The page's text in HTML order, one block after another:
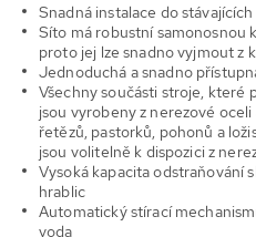
Snadná instalace do stávajících
Síto má robustní samonosnou
proto jej lze snadno vyjmout z
Jednoduchá a snadno
Všechny součásti stroje, které
jsou vyrobeny z nerezové oceli
řetězů, pastorků, pohonů a
jsou volitelně k dispozici z
Vysoká kapacitaodstraňování
hrablic
Automatickýstírací
voda